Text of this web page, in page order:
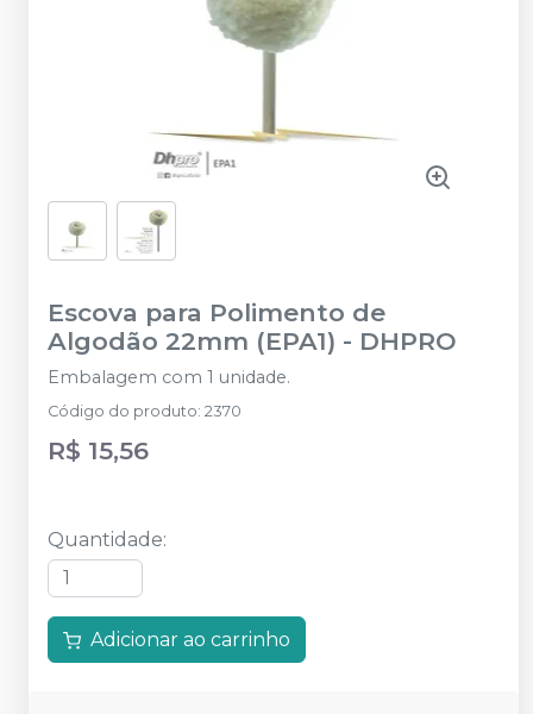
Escova para Polimento de
Algodão 22mm (EPA1) - DHPRO
Embalagem com 1 unidade.
Código do produto: 2370
R$ 15,56
Quantidade:
Adicionar ao carrinho